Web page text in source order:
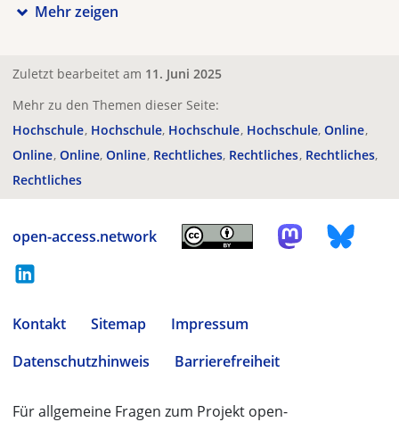
Mehr zeigen
Zuletzt bearbeitet am 11. Juni 2025
Mehr zu den Themen dieser Seite:
Hochschule Hochschule Hochschule Hochschule Online
Online Online Online Rechtliches Rechtliches Rechtliches
Rechtliches
open-access.network
Kontakt Sitemap
Impressum
Datenschutzhinweis
Barrierefreiheit
Für allgemeine Fragen zum Projekt open-